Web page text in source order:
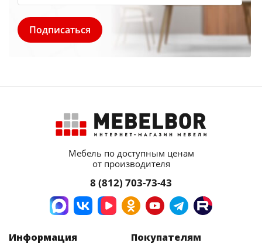
Мебель по доступным ценам
от производителя
8 (812) 703-73-43
Информация
Покупателям